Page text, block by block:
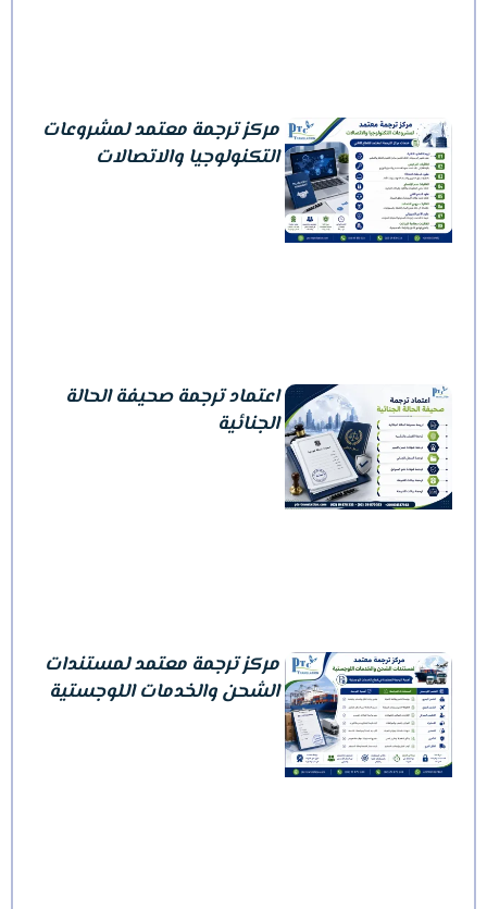
مركز ترجمة معتمد لمشروعات
التكنولوجيا والاتصالات
اعتماد ترجمة صحيفة الحالة
الجنائية
مركز ترجمة معتمد لمستندات
الشحن والخدمات اللوجستية